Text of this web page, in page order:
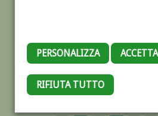
PERSONALIZZA ACCETTA
RIFIUTA TUTTO
NUOVE PROPOSTE